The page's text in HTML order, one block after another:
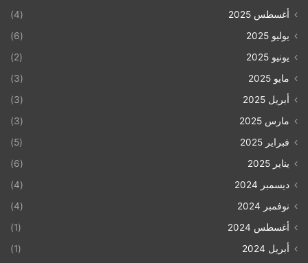
أغسطس 2025
(4)
يوليو 2025
(6)
يونيو 2025
(2)
مايو 2025
(3)
أبريل 2025
(3)
مارس 2025
(3)
فبراير 2025
(5)
يناير 2025
(6)
ديسمبر 2024
(4)
نوفمبر 2024
(4)
أغسطس 2024
(1)
أبريل 2024
(1)